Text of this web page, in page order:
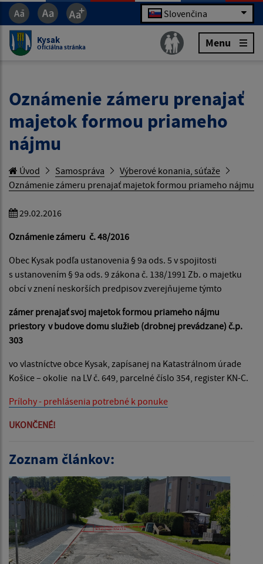
Slovenčina
Kysak
Oficiálna stránka Menu
Oznámenie zámeru prenajať
majetok formou priameho
nájmu
Úvod Samospráva
Výberové konania, súťaže
Oznámenie zámeru prenajať majetok formou priameho nájmu
29.02.2016
Oznámenie zámeru č. 48/2016
Obec Kysak podľa ustanovenia § 9a ods. 5 v spojitosti
s ustanovením § 9a ods. 9 zákona č. 138/1991 Zb. o majetku
obcí v znení neskorších predpisov zverejňujeme týmto
zámer prenajať svoj majetok formou priameho nájmu
priestory v budove domu služieb (drobnej prevádzane) č.p.
303
vo vlastníctve obce Kysak, zapísanej na Katastrálnom úrade
Košice – okolie na LV č. 649, parcelné číslo 354, register KN-C.
Prílohy - prehlásenia potrebné k ponuke
UKONČENÉ!
Zoznam článkov: